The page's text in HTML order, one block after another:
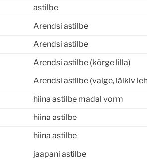
astilbe
Arendsi astilbe
Arendsi astilbe
Arendsi astilbe (kõrge lilla)
Arendsi astilbe (valge, läikiv
hiina astilbe madal vorm
hiina astilbe
hiina astilbe
jaapani astilbe